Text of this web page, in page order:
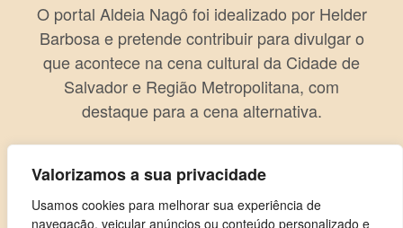
Valorizamos a sua privacidade
Usamos cookies para melhorar sua experiência de
navegação, veicular anúncios ou conteúdo personalizado e
O portal Aldeia Nagô foi idealizado por Helder
Barbosa e pretende contribuir para divulgar o
que acontece na cena cultural da Cidade de
Salvador e Região Metropolitana, com
destaque para a cena alternativa.